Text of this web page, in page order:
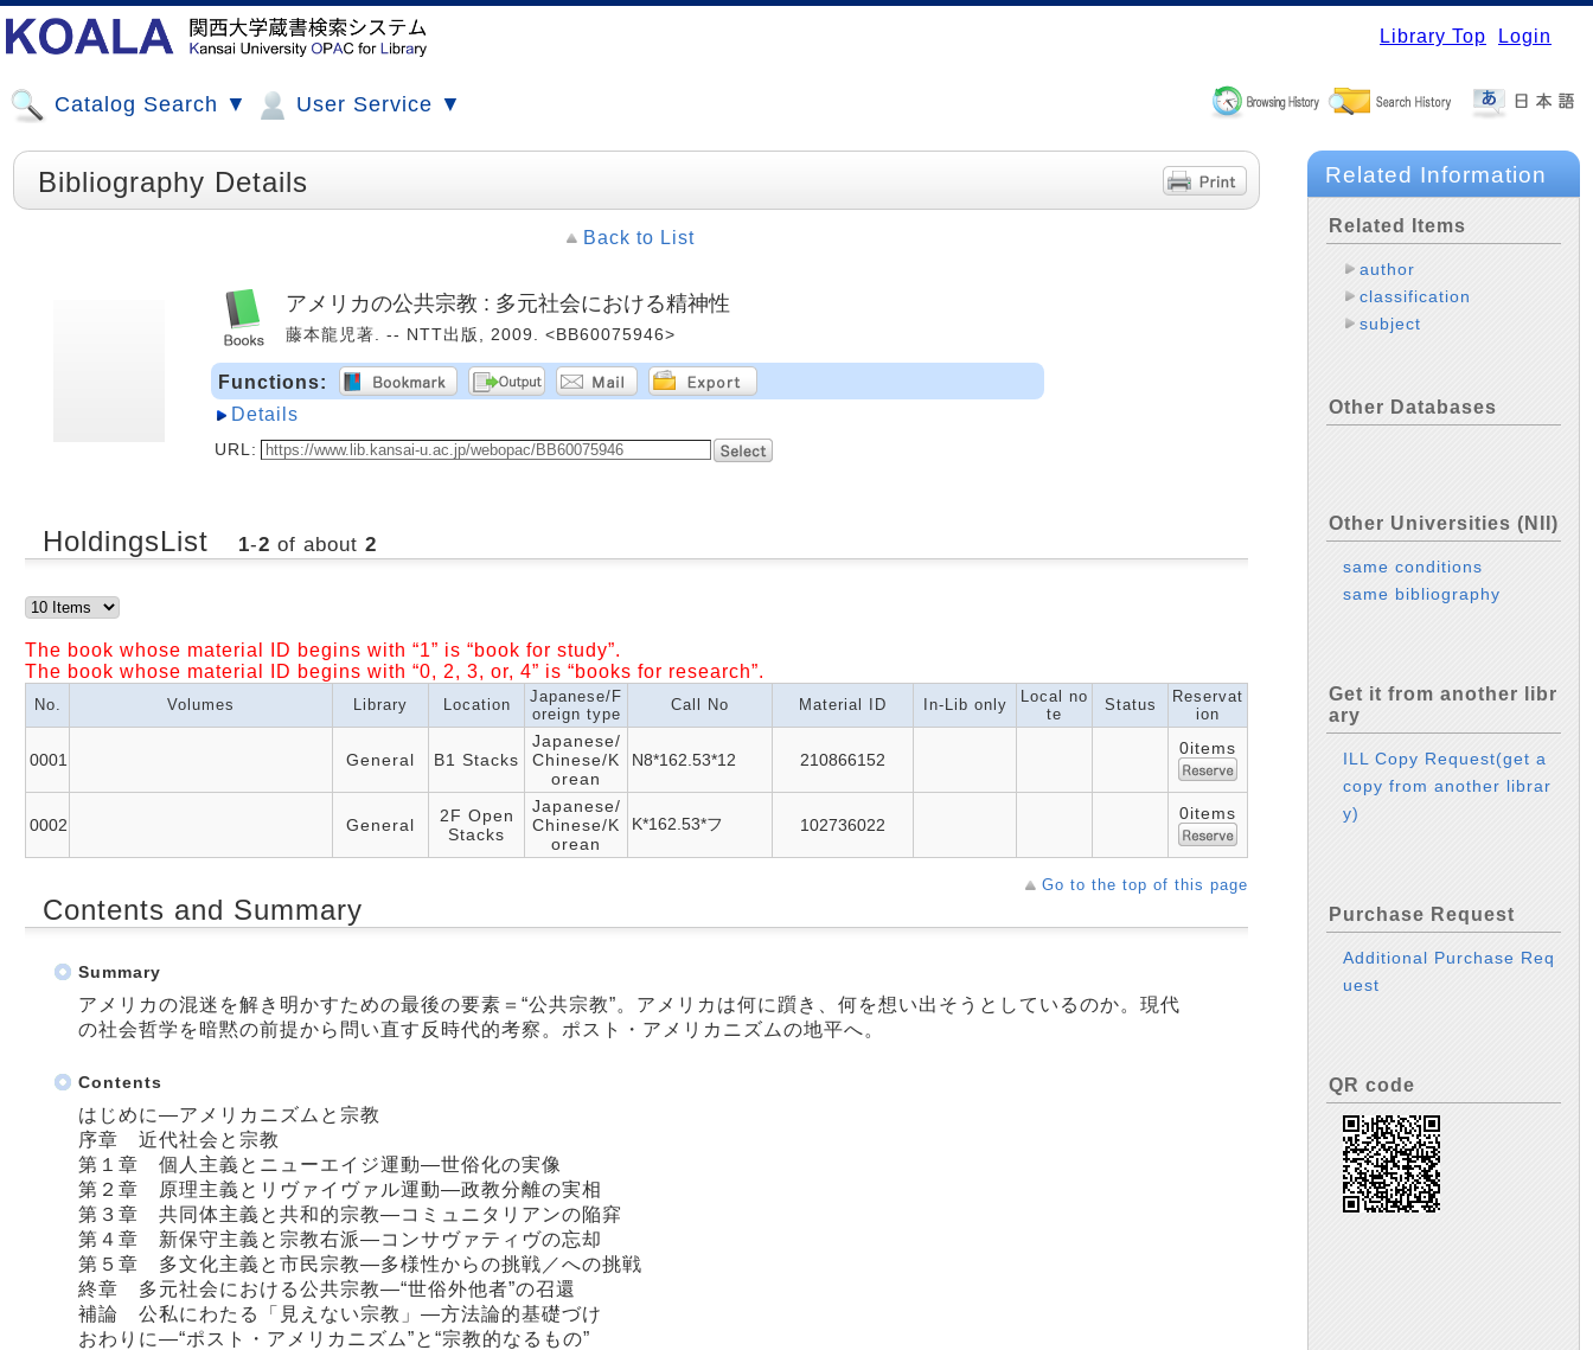
Library Top Login
Catalog Search ▼ User Service ▼
Bibliography Details
Back to List
アメリカの公共宗教 : 多元社会における精神性
藤本龍児著. -- NTT出版, 2009. <BB60075946>
Functions:
Details
URL:
HoldingsList 1-2 of about 2
The book whose material ID begins with “1” is “book for study”.
The book whose material ID begins with “0, 2, 3, or, 4” is “books for research”.
No. Volumes Library Location
Japanese/F
oreign type
Call No Material ID In-Lib only
Local no
te
Status
Reservat
ion
0001 General B1 Stacks
Japanese/
Chinese/K
orean
N8*162.53*12 210866152
0items
0002 General
2F Open
Stacks
Japanese/
Chinese/K
orean
K*162.53*フ 102736022
0items
Go to the top of this page
Contents and Summary
Summary
アメリカの混迷を解き明かすための最後の要素＝“公共宗教”。アメリカは何に躓き、何を想い出そうとしているのか。現代
の社会哲学を暗黙の前提から問い直す反時代的考察。ポスト・アメリカニズムの地平へ。
Contents
はじめに―アメリカニズムと宗教
序章 近代社会と宗教
第１章 個人主義とニューエイジ運動―世俗化の実像
第２章 原理主義とリヴァイヴァル運動―政教分離の実相
第３章 共同体主義と共和的宗教―コミュニタリアンの陥穽
第４章 新保守主義と宗教右派―コンサヴァティヴの忘却
第５章 多文化主義と市民宗教―多様性からの挑戦／への挑戦
終章 多元社会における公共宗教―“世俗外他者”の召還
補論 公私にわたる「見えない宗教」―方法論的基礎づけ
おわりに―“ポスト・アメリカニズム”と“宗教的なるもの”
Related Information
Related Items
author
classification
subject
Other Databases
Other Universities (NII)
same conditions
same bibliography
Get it from another libr
ary
ILL Copy Request(get a
copy from another librar
y)
Purchase Request
Additional Purchase Req
uest
QR code